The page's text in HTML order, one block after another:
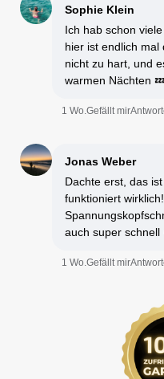
Sophie Klein
Ich hab schon
hier ist endlich mal
nicht zu hart, und
warmen Nächten
1 Wo. Gefällt mir
Jonas Weber
Dachte erst, das
funktioniert
auch super schnell
1 Wo. Gefällt mir